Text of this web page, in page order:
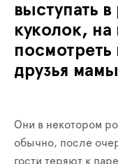
выступать
куколок,
посмотреть
друзья
Они в некотором
обычно, после
гости теряют к